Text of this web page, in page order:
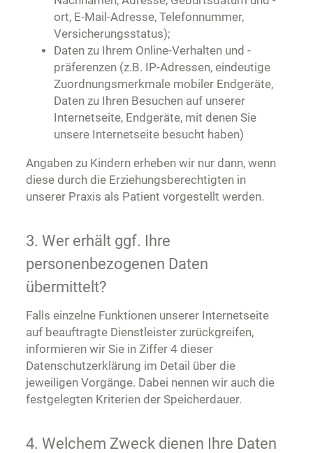
ort, E-Mail-Adresse, Telefonnummer,
Versicherungsstatus);
Daten zu Ihrem Online-Verhalten und -
präferenzen (z.B. IP-Adressen, eindeutige
Zuordnungsmerkmale mobiler Endgeräte,
Daten zu Ihren Besuchen auf unserer
Internetseite, Endgeräte, mit denen Sie
unsere Internetseite besucht haben)
Angaben zu Kindern erheben wir nur dann, wenn
diese durch die Erziehungsberechtigten in
unserer Praxis als Patient vorgestellt werden.
3. Wer erhält ggf. Ihre
personenbezogenen Daten
übermittelt?
Falls einzelne Funktionen unserer Internetseite
auf beauftragte Dienstleister zurückgreifen,
informieren wir Sie in Ziffer 4 dieser
Datenschutzerklärung im Detail über die
jeweiligen Vorgänge. Dabei nennen wir auch die
festgelegten Kriterien der Speicherdauer.
4. Welchem Zweck dienen Ihre Daten